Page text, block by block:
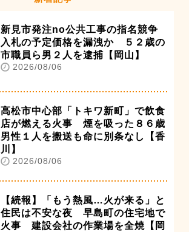
新見市発注no公共工事の指名競争
入札の予定価格を漏洩か ５２歳の
市職員ら男２人を逮捕【岡山】
2026/08/06
高松市中心部「トキワ新町」で飲食
店が燃える火事 煙を吸った８６歳
男性１人を搬送も命に別条なし【香
川】
2026/08/06
【続報】「もう熱風…火が来る」と
住民は不安な夜 早島町の住宅地で
火事 建設会社の作業場を全焼【岡